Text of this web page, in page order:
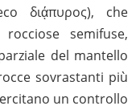
διᾴπυρος), che
semifuse,
del mantello
sovrastanti più
un controllo